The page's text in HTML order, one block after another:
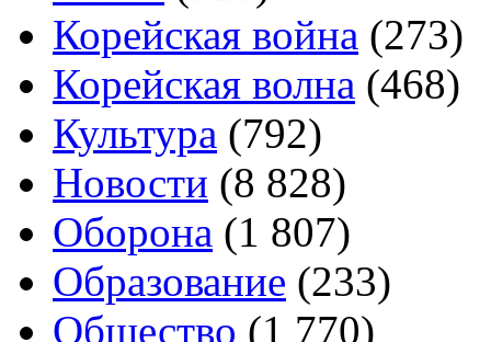
Корейская война (273)
Корейская волна (468)
Культура (792)
Новости (8 828)
Оборона (1 807)
Образование (233)
Общество (1 770)